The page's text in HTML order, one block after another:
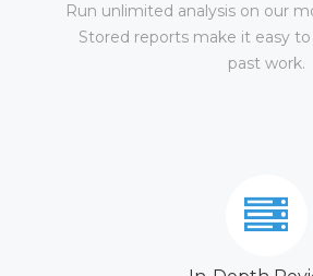
Run unlimited analysis on our
Stored reports make it easy
past work.